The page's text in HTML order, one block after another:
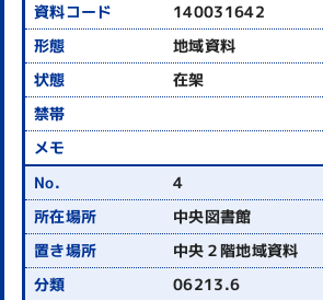
140031642
地域資料
在架
4
中央図書館
中央２階地域資料
06213.6